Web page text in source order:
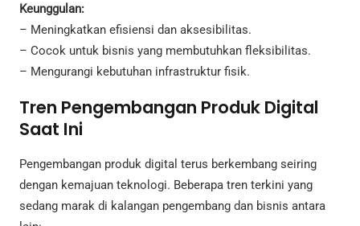
Keunggulan:
– Meningkatkan efisiensi dan aksesibilitas.
– Cocok untuk bisnis yang membutuhkan fleksibilitas.
– Mengurangi kebutuhan infrastruktur fisik.
Tren Pengembangan Produk Digital
Saat Ini
Pengembangan produk digital terus berkembang seiring
dengan kemajuan teknologi. Beberapa tren terkini yang
sedang marak di kalangan pengembang dan bisnis antara